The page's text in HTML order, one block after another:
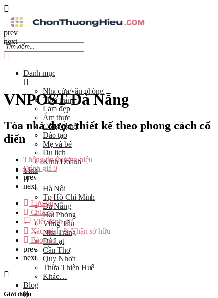
Danh mục
Nhà cửa/văn phòng
Thời trang
Làm đẹp
Ẩm thực
Công nghệ
Đào tạo
Mẹ và bé
Du lịch
Kinh Doanh
Tỉnh
Hà Nội
Tp Hồ Chí Minh
Đà Nẵng
Hải Phòng
Vũng Tàu
Nha Trang
Đà Lạt
Cần Thơ
Quy Nhơn
Thừa Thiên Huế
Khác…
Blog
prev
next
VNPOST Đà Nẵng
Tòa nhà được thiết kế theo phong cách cổ
điển
Thông tin thương hiệu
Đánh giá 0
prev
next
Lưu lại
Chia sẻ
Viết đánh giá
Xác minh & Nhận sở hữu
Báo cáo
prev
next
Giới thiệu